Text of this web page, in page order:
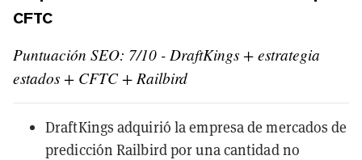
CFTC
Puntuación SEO: 7/10 - DraftKings + estrategia
estados + CFTC + Railbird
DraftKings adquirió la empresa de mercados de
predicción Railbird por una cantidad no